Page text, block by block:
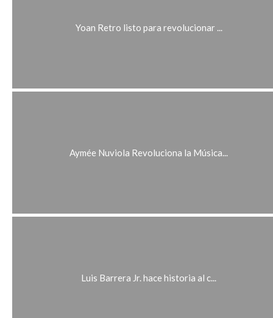
Yoan Retro listo para revolucionar ...
Aymée Nuviola Revoluciona la Música...
Luis Barrera Jr. hace historia al c...